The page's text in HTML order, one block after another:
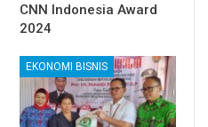
CNN Indonesia Award
2024
EKONOMI BISNIS